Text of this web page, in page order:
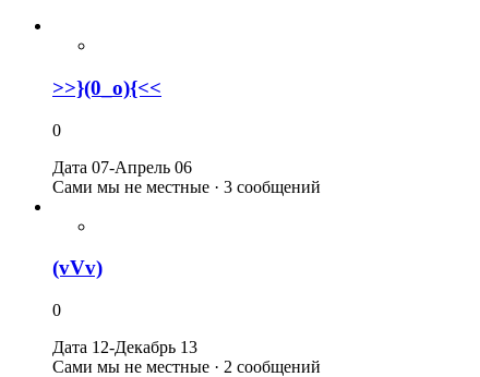
>>}(0_o){<<
0
Дата 07-Апрель 06
Сами мы не местные · 3 сообщений
(vVv)
0
Дата 12-Декабрь 13
Сами мы не местные · 2 сообщений